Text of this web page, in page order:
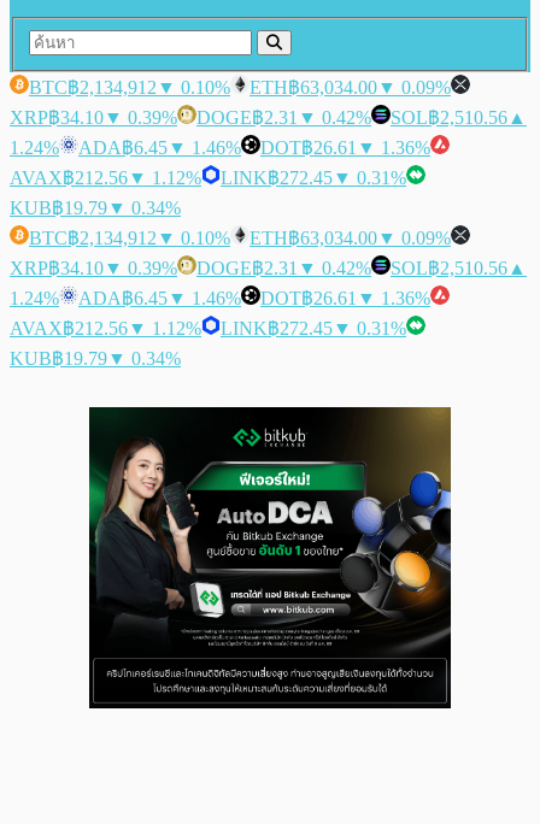
BTC฿2,134,912 ▼ 0.10% ETH฿63,034.00▼ 0.09%
XRP฿34.10▼ 0.39% DOGE฿2.31 ▼ 0.42% SOL฿2,510.56 ▲
1.24%
ADA฿6.45▼ 1.46% DOT฿26.61 ▼ 1.36%
AVAX฿212.56▼ 1.12% LINK฿272.45▼ 0.31%
KUB฿19.79▼ 0.34%
BTC฿2,134,912 ▼ 0.10% ETH฿63,034.00▼ 0.09%
XRP฿34.10▼ 0.39% DOGE฿2.31 ▼ 0.42% SOL฿2,510.56 ▲
1.24%
ADA฿6.45▼ 1.46% DOT฿26.61 ▼ 1.36%
AVAX฿212.56▼ 1.12% LINK฿272.45▼ 0.31%
KUB฿19.79▼ 0.34%